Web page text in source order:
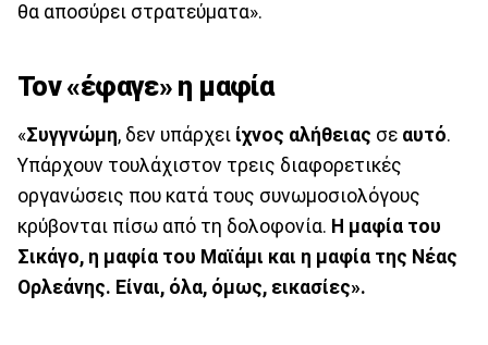
θα αποσύρει στρατεύματα».
Τον «έφαγε» η μαφία
«Συγγνώμη, δεν υπάρχει ίχνος αλήθειας σε αυτό.
Υπάρχουν τουλάχιστον τρεις διαφορετικές
οργανώσεις που κατά τους συνωμοσιολόγους
κρύβονται πίσω από τη δολοφονία. Η μαφία του
Σικάγο, η μαφία του Μαϊάμι και η μαφία της Νέας
Ορλεάνης. Είναι, όλα, όμως, εικασίες».